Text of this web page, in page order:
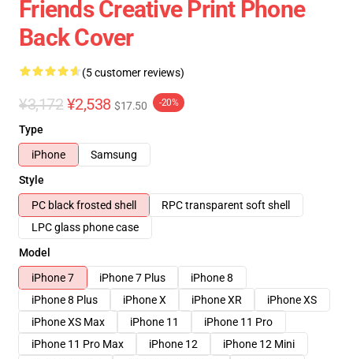
Friends Creative Print Phone
Back Cover
(5 customer reviews)
¥3,172 ¥2,538 $17.50 -20%
Type
iPhone
Samsung
Style
PC black frosted shell
RPC transparent soft shell
LPC glass phone case
Model
iPhone 7
iPhone 7 Plus
iPhone 8
iPhone 8 Plus
iPhone X iPhone XR
iPhone XS
iPhone XS Max
iPhone 11
iPhone 11 Pro
iPhone 11 Pro Max
iPhone 12
iPhone 12 Mini